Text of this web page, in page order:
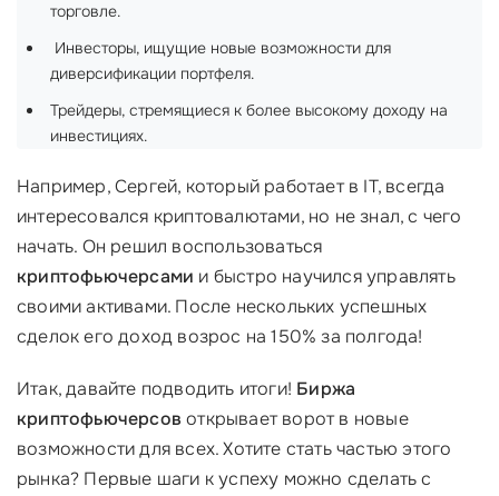
торговле.
‍ Инвесторы, ищущие новые возможности для
диверсификации портфеля.
Трейдеры, стремящиеся к более высокому доходу на
инвестициях.
Например, Сергей, который работает в IT, всегда
интересовался криптовалютами, но не знал, с чего
начать. Он решил воспользоваться
криптофьючерсами и быстро научился управлять
своими активами. После нескольких успешных
сделок его доход возрос на 150% за полгода!
Итак, давайте подводить итоги! Биржа
криптофьючерсов открывает ворот в новые
возможности для всех. Хотите стать частью этого
рынка? Первые шаги к успеху можно сделать с